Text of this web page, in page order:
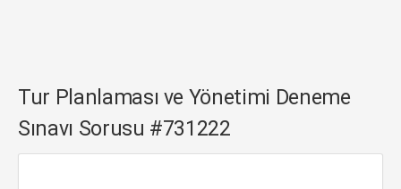
Tur Planlaması ve Yönetimi Deneme
Sınavı Sorusu #731222